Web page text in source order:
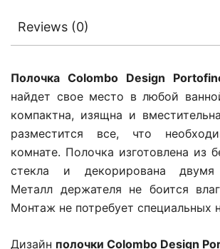
Reviews (0)
Полочка Colombo Design
найдет свое место в любой
компактна, изящна и
разместится все, что
комнате. Полочка изготовлена из
стекла и декорирована двумя
Металл держателя не боится
Монтаж не потребует специальных
Дизайн полочки Colombo Design